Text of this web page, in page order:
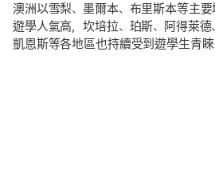
澳洲以雪梨、墨爾本、布里斯本等主要
遊學人氣高，坎培拉、珀斯、阿得萊德
凱恩斯等各地區也持續受到遊學生青睞